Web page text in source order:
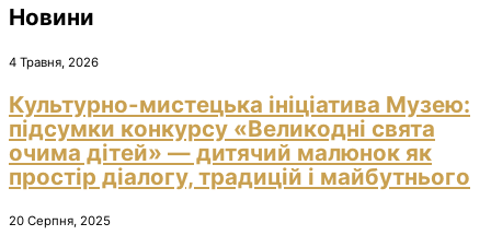
Новини
4 Травня, 2026
Культурно-мистецька ініціатива Музею:
підсумки конкурсу «Великодні свята
очима дітей» — дитячий малюнок як
простір діалогу, традицій і майбутнього
20 Серпня, 2025